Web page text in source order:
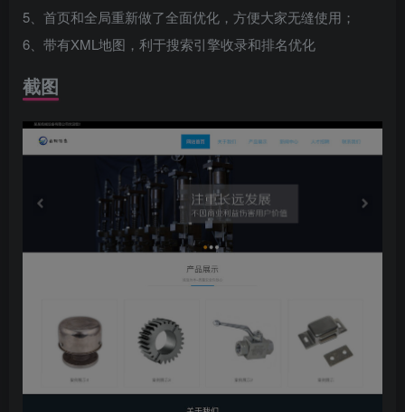
5、首页和全局重新做了全面优化，方便大家无缝使用；
6、带有XML地图，利于搜索引擎收录和排名优化
截图